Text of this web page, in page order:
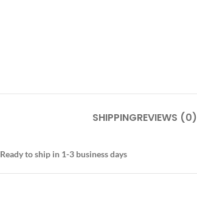
SHIPPINGREVIEWS (0)
Ready to ship in 1-3 business days